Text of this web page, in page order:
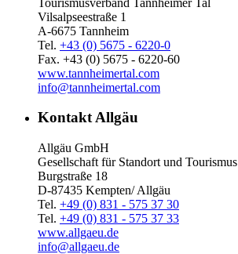
Vilsalpseestraße 1
A-6675 Tannheim
Tel. +43 (0) 5675 - 6220-0
Fax. +43 (0) 5675 - 6220-60
www.tannheimertal.com
info@tannheimertal.com
Kontakt Allgäu
Allgäu GmbH
Gesellschaft für Standort und Tourismus
Burgstraße 18
D-87435 Kempten/ Allgäu
Tel. +49 (0) 831 - 575 37 30
Tel. +49 (0) 831 - 575 37 33
www.allgaeu.de
info@allgaeu.de